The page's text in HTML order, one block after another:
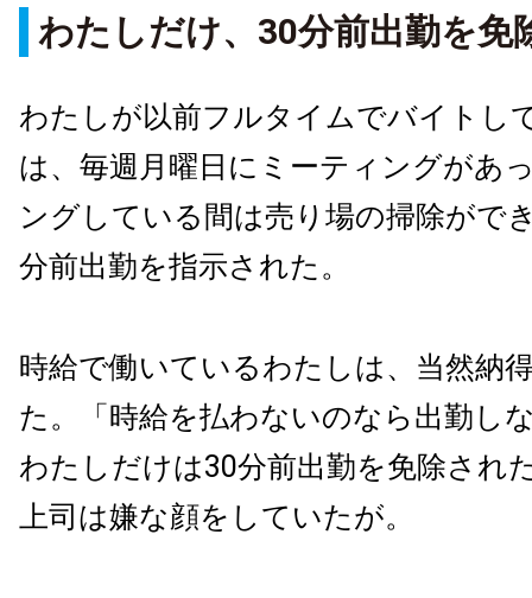
わたしだけ、30分前出勤を免
わたしが以前フルタイムでバイトし
は、毎週月曜日にミーティングがあ
ングしている間は売り場の掃除がで
分前出勤を指示された。
時給で働いているわたしは、当然納
た。「時給を払わないのなら出勤し
わたしだけは30分前出勤を免除され
上司は嫌な顔をしていたが。